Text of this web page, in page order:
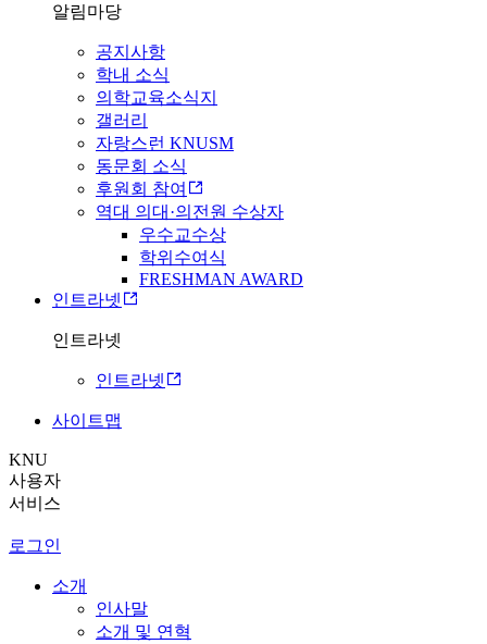
알림마당
공지사항
학내 소식
의학교육소식지
갤러리
자랑스런 KNUSM
동문회 소식
후원회 참여
역대 의대·의전원 수상자
우수교수상
학위수여식
FRESHMAN AWARD
인트라넷
인트라넷
인트라넷
사이트맵
KNU
사용자
서비스
로그인
소개
인사말
소개 및 연혁